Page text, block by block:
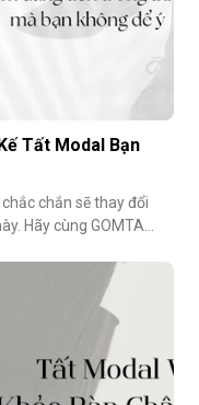
Tất Modal Bạn
chắn sẽ thay đổi
Hãy cùng GOMTAT
chưa từng để ý
nghiệm hằng